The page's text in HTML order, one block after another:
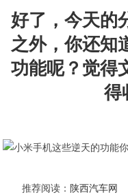
好了，今天的
之外，你还知
功能呢？觉得
得
推荐阅读： 陕西汽车网